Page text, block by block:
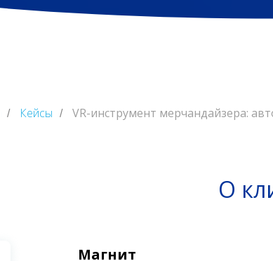
/ Кейсы / VR-инструмент мерчандайзера:
О
Магнит